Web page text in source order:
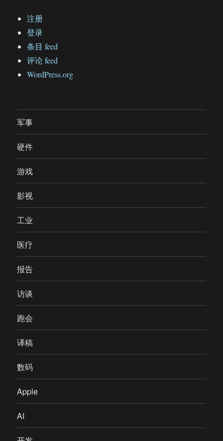
注册
登录
条目 feed
评论 feed
WordPress.org
军事
硬件
游戏
影视
工业
医疗
报告
访谈
跑会
译稿
数码
Apple
AI